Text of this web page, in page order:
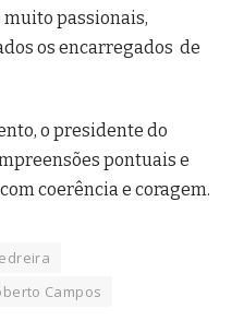
muito passionais,
os encarregados de
o presidente do
pontuais e
coerência e coragem.
Campos